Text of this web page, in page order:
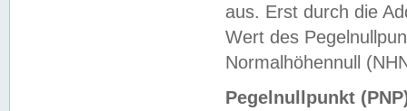
aus. Erst durch die
Wert des
Normalhöhennull
Pegelnullpunkt